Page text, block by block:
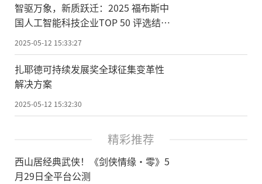
智驱万象，新质跃迁：2025 福布斯中
国人工智能科技企业TOP 50 评选结果
发布
2025-05-12 15:33:27
扎耶德可持续发展奖全球征集变革性
解决方案
2025-05-12 15:32:30
精彩推荐
西山居经典武侠！《剑侠情缘·零》5
月29日全平台公测